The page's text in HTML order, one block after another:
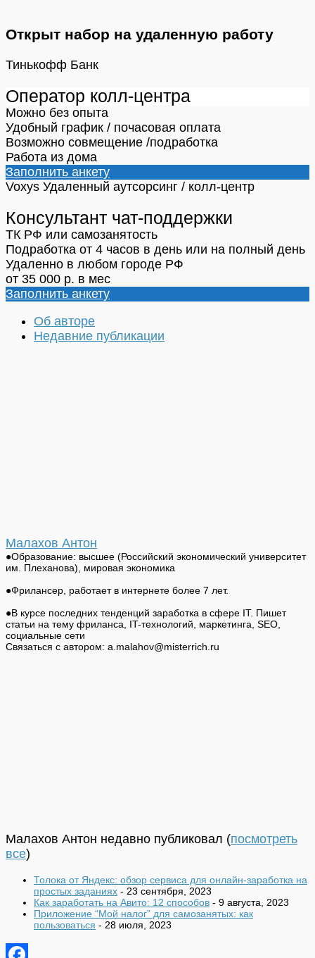
Открыт набор на удаленную работу
Тинькофф Банк
Оператор колл-центра
Можно без опыта
Удобный график / почасовая оплата
Возможно совмещение /подработка
Работа из дома
Заполнить анкету
Voxys Удаленный аутсорсинг / колл-центр
Консультант чат-поддержки
ТК РФ или самозанятость
Подработка от 4 часов в день или на полный день
Удаленно в любом городе РФ
от 35 000 р. в мес
Заполнить анкету
Об авторе
Недавние публикации
Малахов Антон
●Образование: высшее (Российский экономический университет
им. Плеханова), мировая экономика
●Фрилансер, работает в интернете более 7 лет.
●В курсе последних тенденций заработка в сфере IT. Пишет
статьи на тему фриланса, IT-технологий, маркетинга, SEO,
социальные сети
Связаться с автором: a.malahov@misterrich.ru
Малахов Антон недавно публиковал (посмотреть
все)
Толока от Яндекс: обзор сервиса для онлайн-заработка на
простых заданиях - 23 сентября, 2023
Как заработать на Авито: 12 способов - 9 августа, 2023
Приложение “Мой налог” для самозанятых: как
пользоваться - 28 июля, 2023